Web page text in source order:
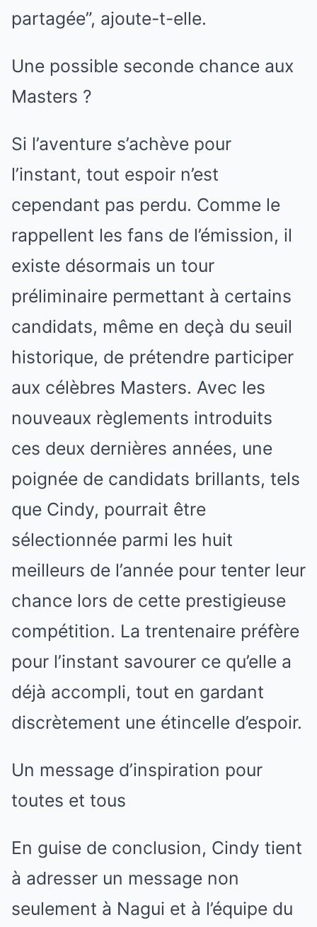
partagée”, ajoute-t-elle.
Une possible seconde chance aux
Masters ?
Si l’aventure s’achève pour
l’instant, tout espoir n’est
cependant pas perdu. Comme le
rappellent les fans de l’émission, il
existe désormais un tour
préliminaire permettant à certains
candidats, même en deçà du seuil
historique, de prétendre participer
aux célèbres Masters. Avec les
nouveaux règlements introduits
ces deux dernières années, une
poignée de candidats brillants, tels
que Cindy, pourrait être
sélectionnée parmi les huit
meilleurs de l’année pour tenter leur
chance lors de cette prestigieuse
compétition. La trentenaire préfère
pour l’instant savourer ce qu’elle a
déjà accompli, tout en gardant
discrètement une étincelle d’espoir.
Un message d’inspiration pour
toutes et tous
En guise de conclusion, Cindy tient
à adresser un message non
seulement à Nagui et à l’équipe du